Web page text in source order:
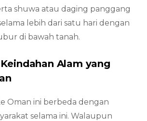
shuwa atau daging panggang
lebih dari satu hari dengan
di bawah tanah.
Alam yang
Oman ini berbeda dengan
selama ini. Walaupun